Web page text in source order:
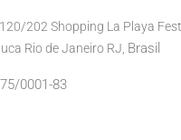
202 Shopping La Playa
Rio de Janeiro RJ, Brasil
0001-83